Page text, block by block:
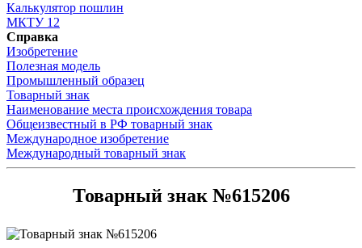
Калькулятор пошлин
МКТУ 12
Справка
Изобретение
Полезная модель
Промышленный образец
Товарный знак
Наименование места происхождения товара
Общеизвестный в РФ товарный знак
Международное изобретение
Международный товарный знак
Товарный знак №615206